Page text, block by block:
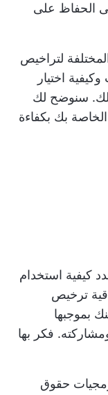
الحفاظ على
لتراخيص
اختيار
سنوضح لك
بك بكفاءة
كيفية استخدام
ترخيص
بموجبها
فكر بها
حقوق